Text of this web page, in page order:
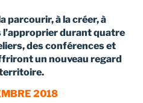
parcourir, à la créer, à
l’approprier durant quatre
des conférences et
un nouveau regard
2018